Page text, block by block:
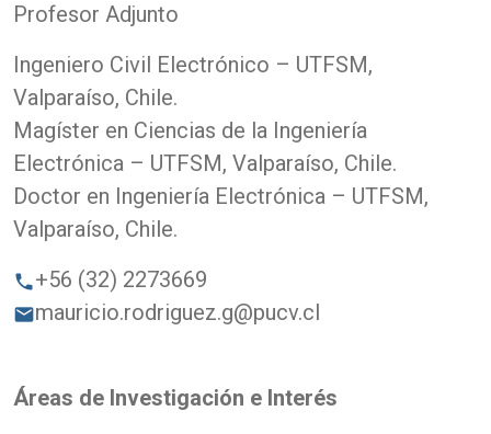
Profesor Adjunto
Ingeniero Civil Electrónico – UTFSM,
Valparaíso, Chile.
Magíster en Ciencias de la Ingeniería
Electrónica – UTFSM, Valparaíso, Chile.
Doctor en Ingeniería Electrónica – UTFSM,
Valparaíso, Chile.
phone+56 (32) 2273669
emailmauricio.rodriguez.g@pucv.cl
Áreas de Investigación e Interés